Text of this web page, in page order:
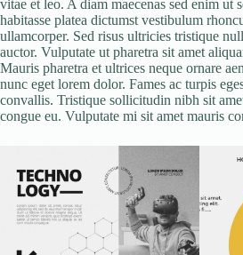
vitae et leo. A diam maecenas sed enim ut
habitasse platea dictumst vestibulum
ullamcorper. Sed risus ultricies tristique
auctor. Vulputate ut pharetra sit amet
Mauris pharetra et ultrices neque ornare
nunc eget lorem dolor. Fames ac turpis
convallis. Tristique sollicitudin nibh sit
congue eu. Vulputate mi sit amet mauris